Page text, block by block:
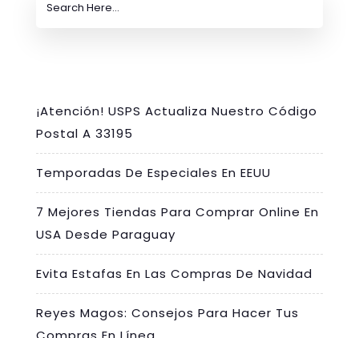
¡Atención! USPS Actualiza Nuestro Código
Postal A 33195
Temporadas De Especiales En EEUU
7 Mejores Tiendas Para Comprar Online En
USA Desde Paraguay
Evita Estafas En Las Compras De Navidad
Reyes Magos: Consejos Para Hacer Tus